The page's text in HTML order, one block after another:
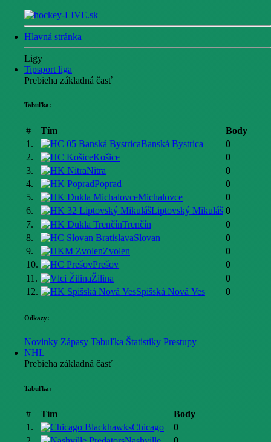
Hlavná stránka
Ligy
Tipsport liga
Prebieha základná časť
Tabuľka:
# Tím
Body
1.
Banská Bystrica
0
2.
Košice
0
3.
Nitra
0
4.
Poprad
0
5.
Michalovce
0
6.
Liptovský Mikuláš 0
7.
Trenčín
0
8.
Slovan
0
9.
Zvolen
0
10.
Prešov
0
11.
Žilina
0
12.
Spišská Nová Ves 0
Odkazy:
Novinky Zápasy Tabuľka Štatistiky Prestupy
NHL
Prebieha základná časť
Tabuľka:
# Tím
Body
1.
Chicago
0